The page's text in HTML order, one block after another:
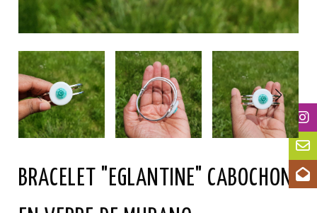
BRACELET "EGLANTINE" CABOCHON